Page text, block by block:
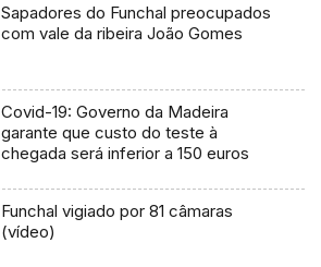
Sapadores do Funchal preocupados
com vale da ribeira João Gomes
Covid-19: Governo da Madeira
garante que custo do teste à
chegada será inferior a 150 euros
Funchal vigiado por 81 câmaras
(vídeo)